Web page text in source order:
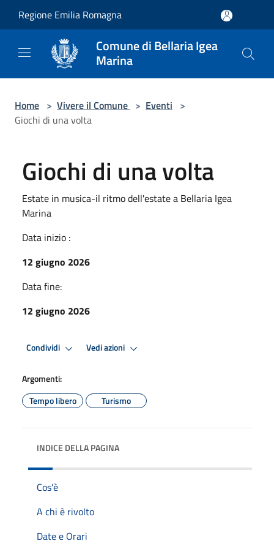
Regione Emilia Romagna
Comune di Bellaria Igea
Marina
Home > Vivere il Comune > Eventi >
Giochi di una volta
Giochi di una volta
Estate in musica-il ritmo dell'estate a Bellaria Igea
Marina
Data inizio :
12 giugno 2026
Data fine:
12 giugno 2026
Condividi Vedi azioni
Argomenti:
Tempo libero
Turismo
INDICE DELLA PAGINA
Cos'è
A chi è rivolto
Date e Orari